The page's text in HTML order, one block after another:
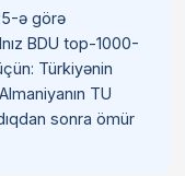
ə görə
BDU top-1000-
Türkiyənin
TU
sonra ömür